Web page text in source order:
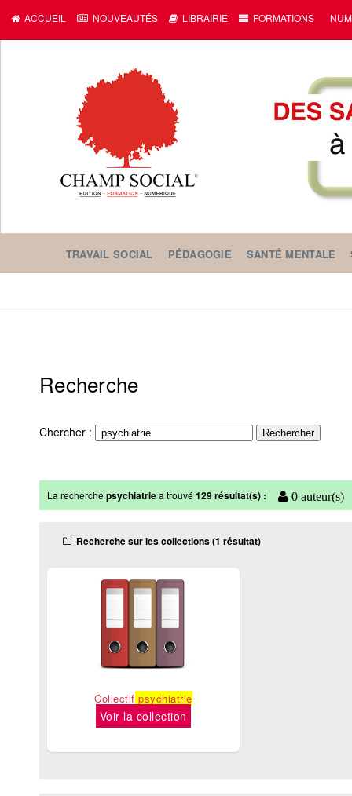
ACCUEIL NOUVEAUTÉS LIBRAIRIE FORMATIONS
TRAVAIL SOCIAL PÉDAGOGIE SANTÉ MENTALE
Recherche
Chercher :
La recherchepsychiatriea trouvé129 résultat(s) : 0 auteur(s)
Recherche sur les collections (1 résultat)
Collectif psychiatrie
Voir la collection